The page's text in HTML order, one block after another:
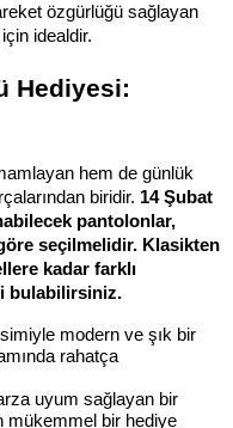
özgürlüğü sağlayan
idealdir.
Hediyesi:
hem de günlük
biridir. 14 Şubat
pantolonlar,
seçilmelidir. Klasikten
kadar farklı
bulabilirsiniz.
modern ve şık bir
rahatça
uyum sağlayan bir
mükemmel bir hediye